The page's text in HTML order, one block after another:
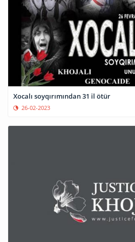
Xocalı soyqırımından 31 il ötür
26-02-2023